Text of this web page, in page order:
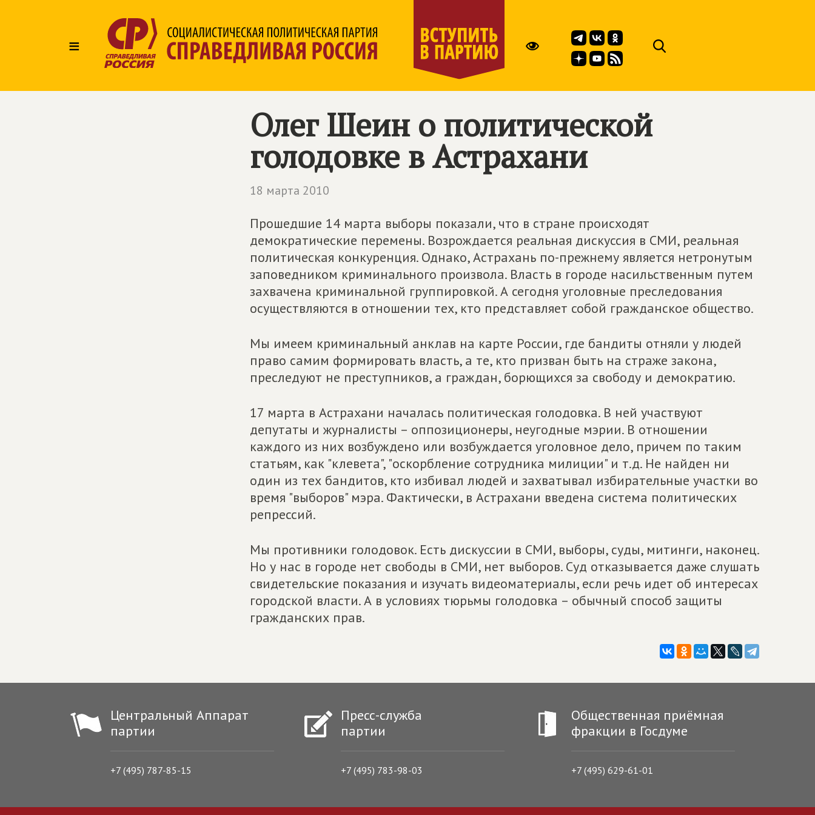
≡
Олег Шеин о политической
голодовке в Астрахани
18 марта 2010
Прошедшие 14 марта выборы показали, что в стране происходят
демократические перемены. Возрождается реальная дискуссия в СМИ, реальная
политическая конкуренция. Однако, Астрахань по-прежнему является нетронутым
заповедником криминального произвола. Власть в городе насильственным путем
захвачена криминальной группировкой. А сегодня уголовные преследования
осуществляются в отношении тех, кто представляет собой гражданское общество.
Мы имеем криминальный анклав на карте России, где бандиты отняли у людей
право самим формировать власть, а те, кто призван быть на страже закона,
преследуют не преступников, а граждан, борющихся за свободу и демократию.
17 марта в Астрахани началась политическая голодовка. В ней участвуют
депутаты и журналисты – оппозиционеры, неугодные мэрии. В отношении
каждого из них возбуждено или возбуждается уголовное дело, причем по таким
статьям, как "клевета", "оскорбление сотрудника милиции" и т.д. Не найден ни
один из тех бандитов, кто избивал людей и захватывал избирательные участки во
время "выборов" мэра. Фактически, в Астрахани введена система политических
репрессий.
Мы противники голодовок. Есть дискуссии в СМИ, выборы, суды, митинги, наконец.
Но у нас в городе нет свободы в СМИ, нет выборов. Суд отказывается даже слушать
свидетельские показания и изучать видеоматериалы, если речь идет об интересах
городской власти. А в условиях тюрьмы голодовка – обычный способ защиты
гражданских прав.
Центральный Аппарат
партии
+7 (495) 787-85-15
Пресс-служба
партии
+7 (495) 783-98-03
Общественная приёмная
фракции в Госдуме
+7 (495) 629-61-01